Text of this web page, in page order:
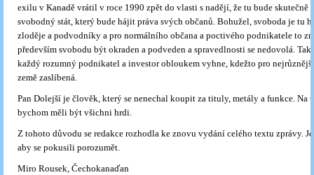
exilu v Kanadě vrátil v roce 1990 zpět do vlasti s nadějí, že tu bude skutečně
svobodný stát, který bude hájit práva svých občanů. Bohužel, svoboda je tu
zloděje a podvodníky a pro normálního občana a poctivého podnikatele to
především svobodu být okraden a podveden a spravedlnosti se nedovolá.
každý rozumný podnikatel a investor obloukem vyhne, kdežto pro
země zaslíbená.
Pan Dolejší je člověk, který se nenechal koupit za tituly, metály a funkce. Na
bychom měli být všichni hrdi.
Z tohoto důvodu se redakce rozhodla ke znovu vydání celého textu zprávy.
aby se pokusili porozumět.
Miro Rousek, Čechokanaďan